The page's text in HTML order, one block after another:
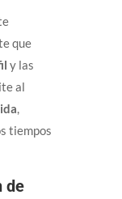
que
y las
al
,
tiempos
de